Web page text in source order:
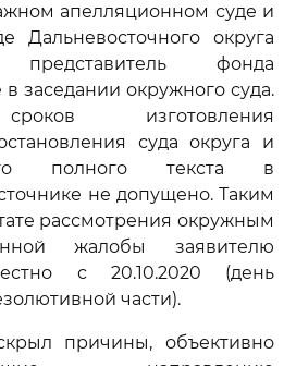
апелляционном суде и
Дальневосточного округа
представитель фонда
заседании окружного суда.
изготовления
суда округа и
полного текста в
не допущено. Таким
рассмотрения окружным
жалобы заявителю
с 20.10.2020 (день
части).
причины, объективно